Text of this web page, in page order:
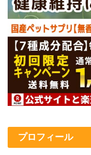
プロフィール